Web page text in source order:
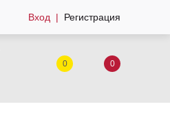
Вход Регистрация
0 0